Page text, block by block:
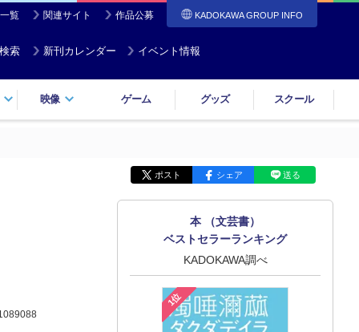
覧 関連サイト 作品公募 KADOKAWA GROUP INFO
索 新刊カレンダー イベント情報
映像 ゲーム グッズ スクール
ポスト シェア 送る
本 （文芸書）
ベストセラーランキング
KADOKAWA調べ
1位